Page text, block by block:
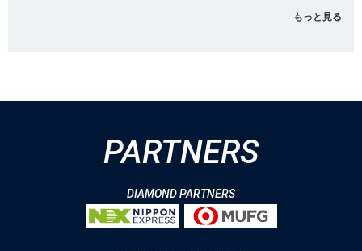
もっと見る
PARTNERS
DIAMOND PARTNERS